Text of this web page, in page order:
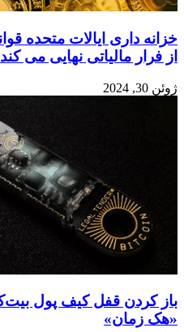
خزانه داری ایالات متحده
از فرار مالیاتی نهایی می کند
ژوئن 30, 2024
«هک زمان»